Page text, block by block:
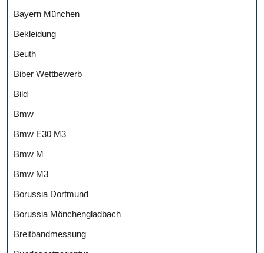
Bayern München
Bekleidung
Beuth
Biber Wettbewerb
Bild
Bmw
Bmw E30 M3
Bmw M
Bmw M3
Borussia Dortmund
Borussia Mönchengladbach
Breitbandmessung